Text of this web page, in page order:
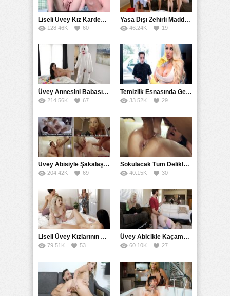
18+ Yaş, Erotik Full HD ,Genç Hikayeler,Liseli,Oral Seks,
Rokettube,Sarışın,Sert,Üniversiteli,Yabancı,Yetişkin
Liseli Üvey Kız Kardeşiyle Karşılıklı Mastürbasyon
128.46K 60
Yasa Dışı Zehirli Madde İçip Kafayı Bulan Kuzenler Soyundu
46.24K 19
Üvey Annesini Babasının Kostümünü Giyerek Sikti
214.56K 67
Temizlik Esnasında Gelen Oğlunun Arkadaşını Çitileyen Milf
33.52K 29
Üvey Abisiyle Şakalaşırken Ensest Seks Heyecanına Kapıldı
204.42K 69
Sokulacak Tüm Deliklerin İçine Boşalarak Siken Uzaylı
40.15K 30
Liseli Üvey Kızlarının Sikişmesine Müsaade Eden Muhabbet Tellalı
79.51K 53
Üvey Abicikle Kaçamak Sikişen Liseli Kaşarlar
60.10K 27